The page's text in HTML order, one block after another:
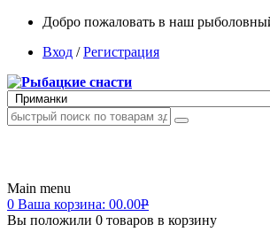
Добро пожаловать в наш
Вход /Регистрация
Main menu
0 Ваша корзина: 00.00Р
Вы положили 0 товаров в корзину